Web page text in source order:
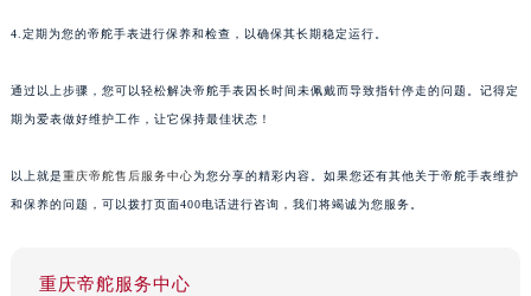
4.定期为您的帝舵手表进行保养和检查，以确保其长期稳定运行。
通过以上步骤，您可以轻松解决帝舵手表因长时间未佩戴而导致指针停走的问题。记得定
期为爱表做好维护工作，让它保持最佳状态！
以上就是重庆帝舵售后服务中心为您分享的精彩内容。如果您还有其他关于帝舵手表维护
和保养的问题，可以拨打页面400电话进行咨询，我们将竭诚为您服务。
重庆帝舵服务中心